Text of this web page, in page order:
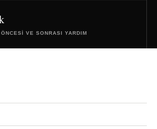
VE SONRASI YARDIM